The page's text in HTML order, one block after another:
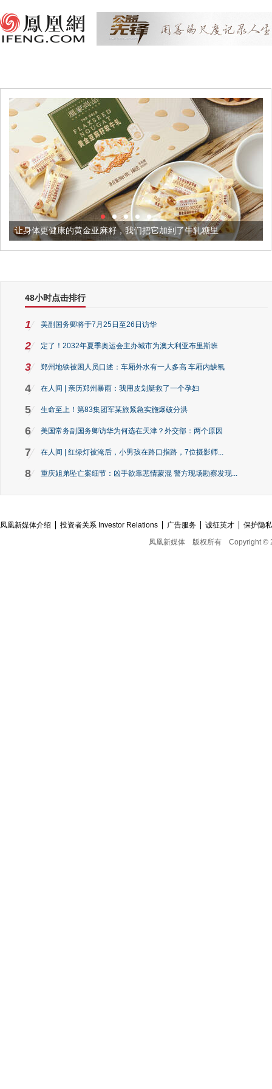
健康的黄金亚麻籽，我们把它加到了牛轧糖里 被列入佛
48小时点击排行
1 美副国务卿将于7月25日至26日访华
2 定了！2032年夏季奥运会主办城市为澳大利亚布里斯班
3 郑州地铁被困人员口述：车厢外水有一人多高 车厢内缺氧
4 在人间 | 亲历郑州暴雨：我用皮划艇救了一个孕妇
5 生命至上！第83集团军某旅紧急实施爆破分洪
6 美国常务副国务卿访华为何选在天津？外交部：两个原因
7 在人间 | 红绿灯被淹后，小男孩在路口指路，7位摄影师...
8 重庆姐弟坠亡案细节：凶手欲靠悲情蒙混 警方现场勘察发现...
凤凰新媒体介绍 投资者关系 Investor Relations 广告服务 诚征英才
保护隐
凤凰新媒体
版权所有 Copyright ©